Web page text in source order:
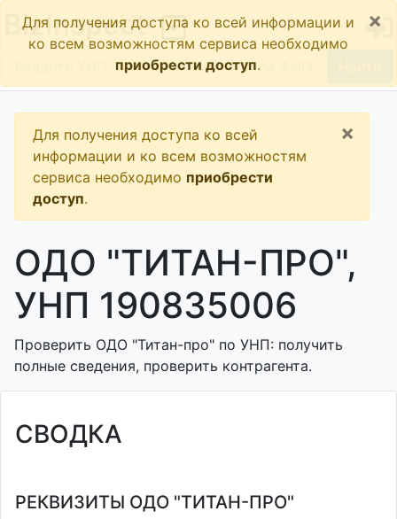
BizInspect
Для получения доступа ко всей информации и
ко всем возможностям сервиса необходимо
приобрести доступ.
×
Для получения доступа ко всей
информации и ко всем возможностям
сервиса необходимо приобрести
доступ.
×
ОДО "ТИТАН-ПРО",
УНП 190835006
Проверить ОДО "Титан-про" по УНП: получить
полные сведения, проверить контрагента.
СВОДКА
РЕКВИЗИТЫ ОДО "ТИТАН-ПРО"